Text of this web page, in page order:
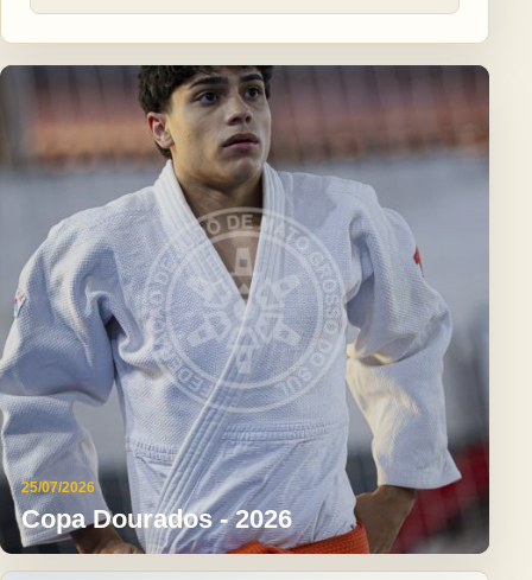
25/07/2026
Copa Dourados - 2026